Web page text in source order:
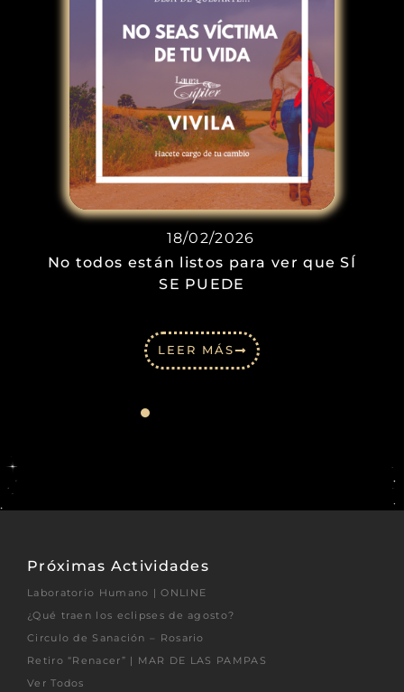
18/02/2026
No todos están listos para ver que SÍ
SE PUEDE
LEER MÁS
Próximas Actividades
Laboratorio Humano | ONLINE
¿Qué traen los eclipses de agosto?
Circulo de Sanación – Rosario
Retiro “Renacer” | MAR DE LAS PAMPAS
Ver Todos